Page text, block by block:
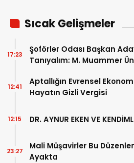
Sıcak Gelişmeler
Şoförler Odası Başkan
Tanıyalım: M. Muammer
17:23
Aptallığın Evrensel
Hayatın Gizli Vergisi
12:41
DR. AYNUR EKEN VE
12:15
Mali Müşavirler Bu
Ayakta
23:27